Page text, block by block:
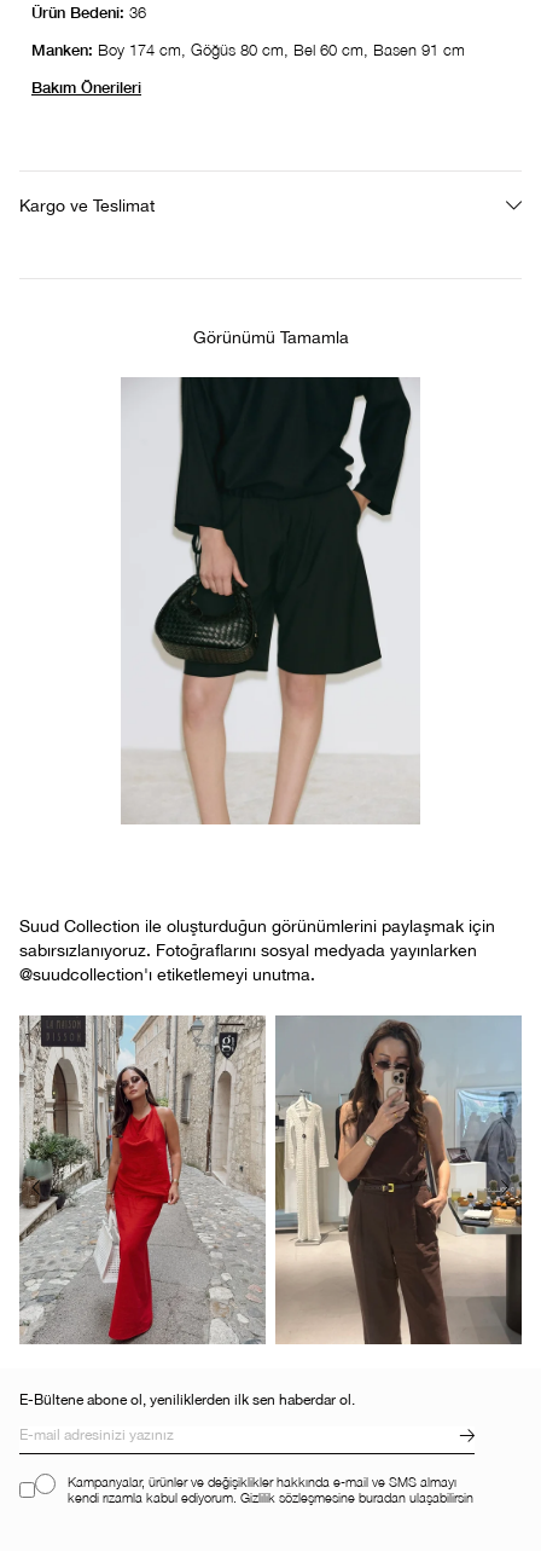
Ürün Bedeni: 36
Manken: Boy 174 cm, Göğüs 80 cm, Bel 60 cm, Basen 91 cm
Bakım Önerileri
Kargo ve Teslimat
Görünümü Tamamla
Suud Collection ile oluşturduğun görünümlerini paylaşmak için
sabırsızlanıyoruz. Fotoğraflarını sosyal medyada yayınlarken
@suudcollection'ı etiketlemeyi unutma.
E-Bültene abone ol, yeniliklerden ilk sen haberdar ol.
Kampanyalar, ürünler ve değişiklikler hakkında e-mail ve SMS almayı
kendi rızamla kabul ediyorum. Gizlilik sözleşmesine buradan ulaşabilirsin